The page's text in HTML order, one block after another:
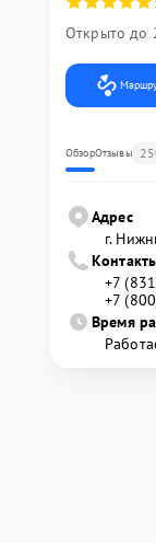
Открыто до
ОбзорОтзывы
Адрес
г.
+7
+7
Время